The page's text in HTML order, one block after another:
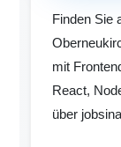
Finden Sie
mit
React,
über